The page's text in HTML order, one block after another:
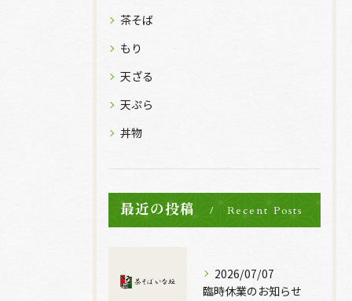
茶そば
もり
天ざる
天ぷら
丼物
最近の投稿 Recent Posts
2026/07/07
臨時休業のお知らせ